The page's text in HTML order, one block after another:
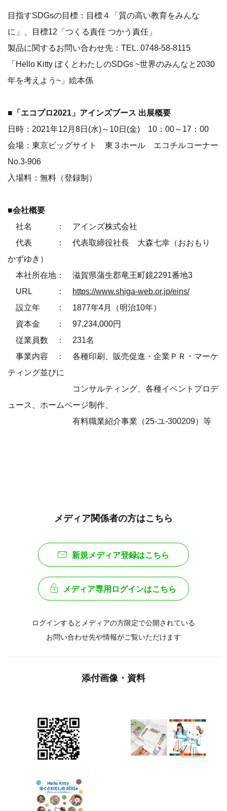
目指すSDGsの目標：目標４「質の高い教育をみんな
に」、目標12「つくる責任 つかう責任」
製品に関するお問い合わせ先：TEL. 0748-58-8115
「Hello Kitty ぼくとわたしのSDGs ~世界のみんなと2030
年を考えよう~」絵本係
■「エコプロ2021」アインズブース 出展概要
日時：2021年12月8日(水)～10日(金) 10：00～17：00
会場：東京ビッグサイト 東３ホール エコチルコーナー
No.3-906
入場料：無料（登録制）
■会社概要
社名 ： アインズ株式会社
代表 ： 代表取締役社長 大森七幸（おおもり
かずゆき）
本社所在地： 滋賀県蒲生郡竜王町鏡2291番地3
URL ： https://www.shiga-web.or.jp/eins/
設立年 ： 1877年4月（明治10年）
資本金 ： 97,234,000円
従業員数 ： 231名
事業内容 ： 各種印刷、販売促進・企業ＰＲ・マーケ
ティング並びに
コンサルティング、各種イベントプロデ
ュース、ホームページ制作、
有料職業紹介事業（25-ユ-300209）等
メディア関係者の方はこちら
新規メディア登録はこちら
メディア専用ログインはこちら
ログインするとメディアの方限定で公開されている
お問い合わせ先や情報がご覧いただけます
添付画像・資料